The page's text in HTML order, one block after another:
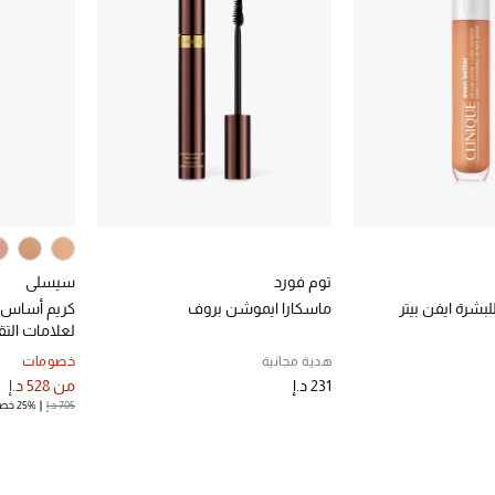
ايفن بيتر
توم فورد
ماسكارا ايموشن بروف
هدية مجانية
231 د.إ
سيسلي
كريم أساس
لعلامات
خصومات
من528 د.إ
705 د.إ 25% خصم